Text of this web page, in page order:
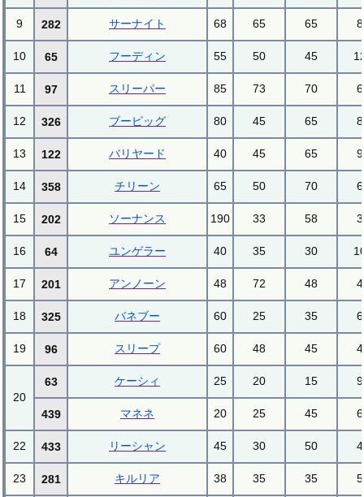
9 282 サーナイト 68 65 65
10 65 フーディン 55 50 45
11 97 スリーパー 85 73 70
12 326 ブーピッグ 80 45 65
13 122 バリヤード 40 45 65
14 358 チリーン 65 50 70
15 202 ソーナンス 190 33 58
16 64 ユンゲラー 40 35 30
17 201 アンノーン 48 72 48
18 325 バネブー 60 25 35
19 96 スリープ 60 48 45
20
63 ケーシィ 25 20 15
439 マネネ 20 25 45
22 433 リーシャン 45 30 50
23 281 キルリア 38 35 35